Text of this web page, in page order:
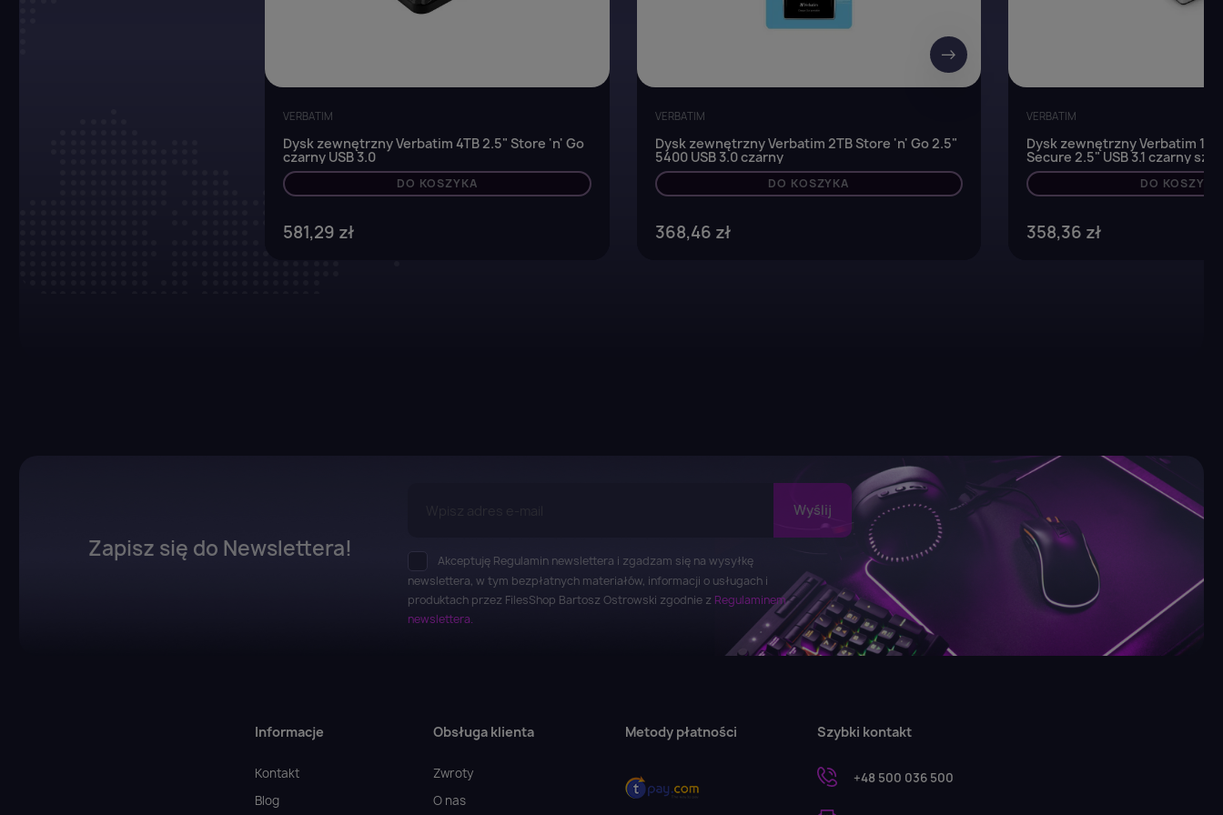
VERBATIM
Dysk zewnętrzny Verbatim 4TB 2.5" Store 'n' Go
czarny USB 3.0
DO KOSZYKA
581,29 zł
VERBATIM
Dysk zewnętrzny Verbatim 2TB Store 'n' Go 2.5"
5400 USB 3.0 czarny
DO KOSZYKA
368,46 zł
VERBATIM
Dysk zewnętrzny Verbatim
Secure 2.5" USB 3.1 czarny
DO KOSZYKA
358,36 zł
→
Zapisz się do Newslettera!
Akceptuję Regulamin newslettera i zgadzam się na wysyłkę
newslettera, w tym bezpłatnych materiałów, informacji o usługach i
produktach przez FilesShop Bartosz Ostrowski zgodnie z Regulaminem
newslettera.
Informacje
Kontakt
Blog
Obsługa klienta
Zwroty
O nas
Metody płatności Szybki kontakt
+48 500 036 500